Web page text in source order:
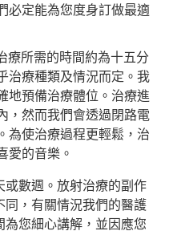
必定能為您度身訂做最適
療所需的時間約為十五分
治療種類及情況而定。我
地預備治療體位。治療進
，然而我們會透過閉路電
為使治療過程更輕鬆，治
愛的音樂。
數週。放射治療的副作
同，有關情況我們的醫護
您細心講解，並因應您